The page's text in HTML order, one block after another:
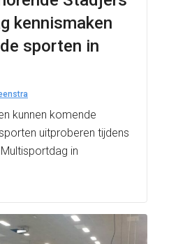
kennismaken
sporten in
kunnen komende
uitproberen tijdens
in